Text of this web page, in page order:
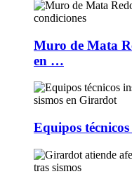
Muro de Mata
en …
Equipos